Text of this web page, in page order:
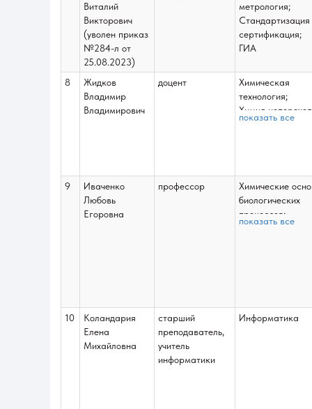
химических
лабораториях;
Подготовка к
защита
работы;
ГИА;
Виталий
Викторович
(уволен приказ
№284-л от
25.08.2023)
метрология;
Стандартизация
сертификация;
ГИА
8
Жидков
Владимир
Владимирович
доцент
Химическая
технология;
Химия
элементов;
Введение в
подготовки
показать все
9
Иваченко
Любовь
Егоровна
профессор
Химические
биологических
процессов;
Подготовка к
показать все
10
Коландария
Елена
Михайловна
старший
преподаватель,
учитель
информатики
Информатика